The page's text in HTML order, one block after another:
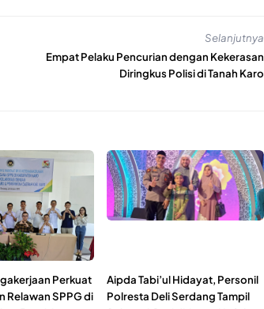
Selanjutnya
Empat Pelaku Pencurian dengan Kekerasan
Diringkus Polisi di Tanah Karo
Perkuat
Relawan SPPG di
Aipda Tabi’ul Hidayat, Personil
Polresta Deli Serdang Tampil